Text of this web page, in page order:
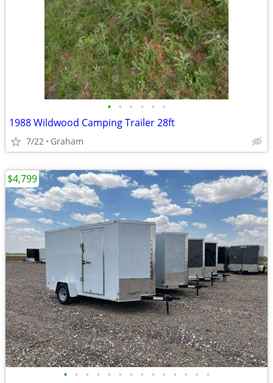
• • • • • •
1988 Wildwood Camping Trailer 28ft
7/22 Graham
• • • • • • • • • • • • • •
$4,799